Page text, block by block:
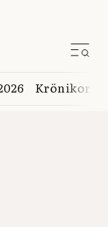
Krönikor